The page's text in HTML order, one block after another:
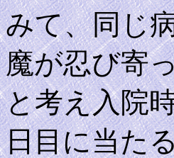
みて、同じ
魔が忍び寄
と考え入院
日目に当た